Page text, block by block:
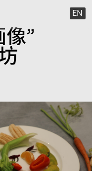
EN
”